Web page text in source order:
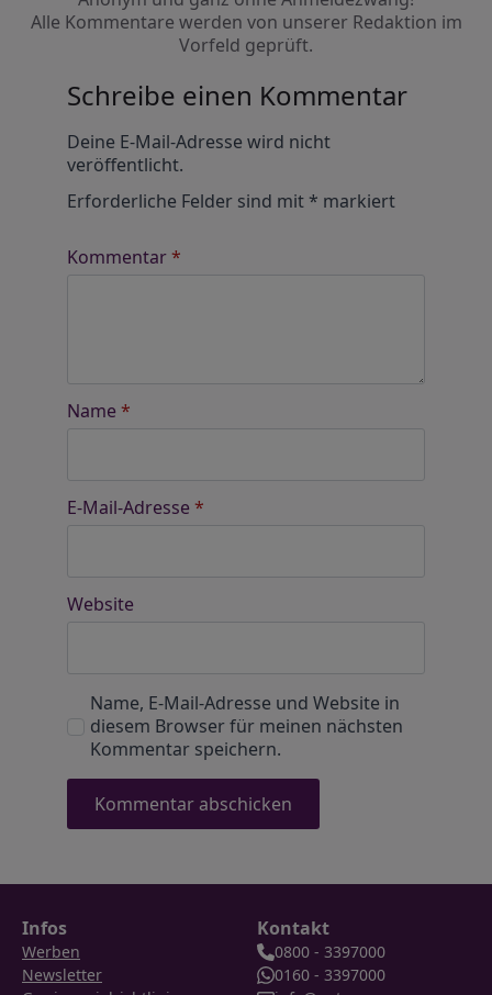
Alle Kommentare werden von unserer Redaktion im
Vorfeld geprüft.
Schreibe einen Kommentar
Deine E-Mail-Adresse wird nicht
veröffentlicht.
Erforderliche Felder sind mit* markiert
Kommentar*
Name *
E-Mail-Adresse *
Website
Name, E-Mail-Adresse und Website in
diesem Browser für meinen nächsten
Kommentar speichern.
Infos
Werben
Newsletter
Kontakt
0800 - 3397000
0160 - 3397000